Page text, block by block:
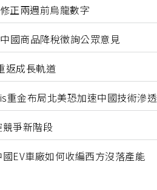
正兩週前烏龍數字
國商品降稅徵詢公眾意見
返成長軌道
金布局北美恐加速中國技術滲透
爭新階段
EV車廠如何收編西方沒落產能